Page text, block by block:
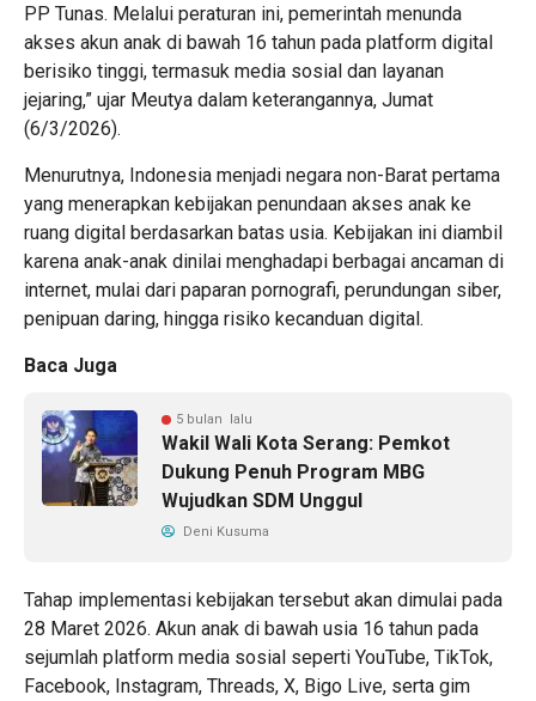
PP Tunas. Melalui peraturan ini, pemerintah menunda
akses akun anak di bawah 16 tahun pada platform digital
berisiko tinggi, termasuk media sosial dan layanan
jejaring,” ujar Meutya dalam keterangannya, Jumat
(6/3/2026).
Menurutnya, Indonesia menjadi negara non-Barat pertama
yang menerapkan kebijakan penundaan akses anak ke
ruang digital berdasarkan batas usia. Kebijakan ini diambil
karena anak-anak dinilai menghadapi berbagai ancaman di
internet, mulai dari paparan pornografi, perundungan siber,
penipuan daring, hingga risiko kecanduan digital.
Baca Juga
5 bulan lalu
Wakil Wali Kota Serang: Pemkot
Dukung Penuh Program MBG
Wujudkan SDM Unggul
Deni Kusuma
Tahap implementasi kebijakan tersebut akan dimulai pada
28 Maret 2026. Akun anak di bawah usia 16 tahun pada
sejumlah platform media sosial seperti YouTube, TikTok,
Facebook, Instagram, Threads, X, Bigo Live, serta gim